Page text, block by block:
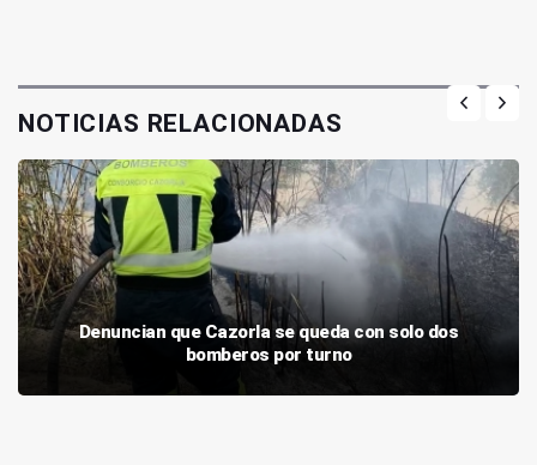
NOTICIAS RELACIONADAS
Denuncian que Cazorla se queda con solo dos
bomberos por turno